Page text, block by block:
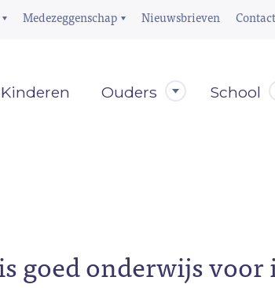
Medezeggenschap Nieuwsbrieven Contact
Kinderen Ouders School
goed onderwijs